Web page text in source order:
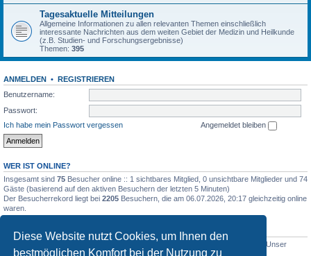
Diese Website nutzt Cookies, um Ihnen den
bestmöglichen Komfort bei der Nutzung zu
Tagesaktuelle Mitteilungen
Allgemeine Informationen zu allen relevanten Themen einschließlich
interessante Nachrichten aus dem weiten Gebiet der Medizin und Heilkunde
(z.B. Studien- und Forschungsergebnisse)
Themen: 395
ANMELDEN • REGISTRIEREN
Benutzername:
Passwort:
Ich habe mein Passwort vergessen
Angemeldet bleiben
WER IST ONLINE?
Insgesamt sind 75 Besucher online :: 1 sichtbares Mitglied, 0 unsichtbare Mitglieder und 74
Gäste (basierend auf den aktiven Besuchern der letzten 5 Minuten)
Der Besucherrekord liegt bei 2205 Besuchern, die am 06.07.2026, 20:17 gleichzeitig online
waren.
STATISTIK
• Themen insgesamt
• Unser
neuestes Mitglied:WernerSchell